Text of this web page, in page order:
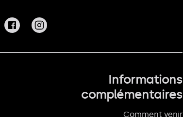
Informations
complémentaires
Comment venir